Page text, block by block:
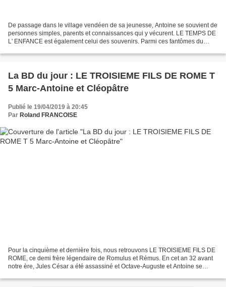
De passage dans le village vendéen de sa jeunesse, Antoine se souvient de
personnes simples, parents et connaissances qui y vécurent. LE TEMPS DE
L' ENFANCE est également celui des souvenirs. Parmi ces fantômes du
La BD du jour : LE TROISIEME FILS DE ROME T
5 Marc-Antoine et Cléopâtre
Publié le 19/04/2019 à 20:45
Par Roland FRANCOISE
Pour la cinquième et dernière fois, nous retrouvons LE TROISIEME FILS DE
ROME, ce demi frère légendaire de Romulus et Rémus. En cet an 32 avant
notre ère, Jules César a été assassiné et Octave-Auguste et Antoine se